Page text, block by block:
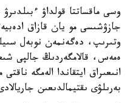
وسى ماقساتتا قولداۋ
جازۋشىسى مو يان قازاق
وتىرىپ، دەگەنمەن نوبەل
ەمەس، قالامگەردىڭ جالپى
انىعىراق ايتقاندا الەمگە
بەرىلۋى ىقتيمالدىعىن